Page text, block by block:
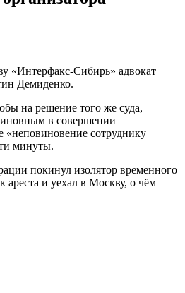
«Интерфакс-Сибирь» адвокат
Демиденко.
на решение того же суда,
в совершении
«неповиновение сотруднику
минуты.
покинул изолятор временного
ареста и уехал в Москву, о чём